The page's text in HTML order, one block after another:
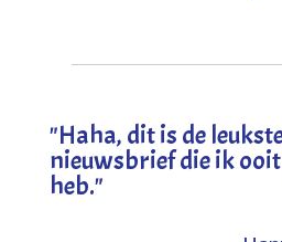
"Haha, dit is de
nieuwsbrief die ik
heb."